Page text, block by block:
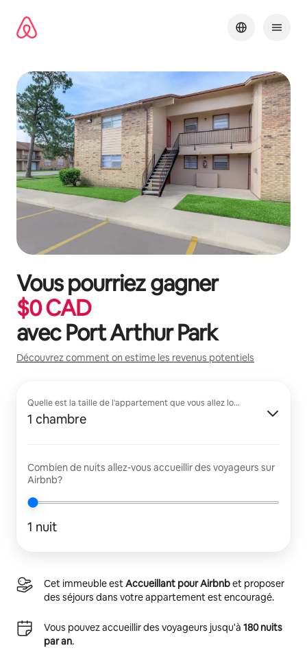
directement
Vous pourriez gagner
$0CAD
avecPort Arthur Park
Découvrez comment on estime les revenus potentiels
Quelle est la taille de l'appartement que vous allez louer?
1 chambre
Combien de nuits allez-vous accueillir des voyageurs sur
Airbnb?
1 nuit
Cet immeuble estAccueillant pour Airbnbet proposer
des séjours dans votre appartement est encouragé.
Vous pouvez accueillir des voyageurs jusqu'à 180 nuits
par an.